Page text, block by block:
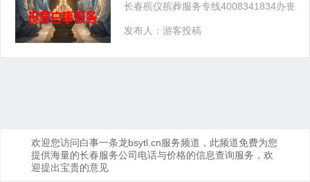
长春殡仪殡葬服务专线4008341834办丧
发布人：游客投稿
欢迎您访问白事一条龙bsytl.cn服务频道，此频道免费为您
提供海量的长春服务公司电话与价格的信息查询服务，欢
迎提出宝贵的意见